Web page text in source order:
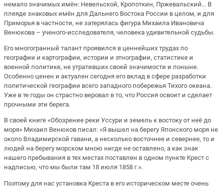
немало значимых имён: Невельской, Кропоткин, Пржевальский… В
плеяде знаковых имён для Дальнего Востока России в целом, и для
Приморья в частности, не затерялась фигура Михаила Ивановича
Венюкова – ученого-исследователя, человека удивительной судьбы.
Его многогранный талант проявился в ценнейших трудах по
географии и картографии, истории и этнографии, статистике и
военной политике, не утративших своей значимости и поныне.
Особенно ценен и актуален сегодня его вклад в сфере разработки
политической географии всего западного побережья Тихого океана.
Уже в те годы он страстно веровал в то, что Россия освоит и сделает
прочными эти берега.
В своей книге «Обозрение реки Уссури и земель к востоку от неё до
моря» Михаил Венюков писал: «Я вышел на берегу Японского моря не
около Владимирской гавани, а несколько восточнее и севернее, то и
людей на берегу морском мною нигде не оставлено, а как знак
нашего пребывания в тех местах поставлен в одном пункте Крест с
надписью, что мы были там 18 июля 1858 г.».
Поэтому для нас установка Креста в его историческом месте очень